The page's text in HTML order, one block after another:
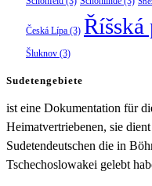
Česká Lípa (3) Říšská
Šluknov (3)
Sudetengebiete
ist eine Dokumentation für
Heimatvertriebenen, sie
Sudetendeutschen die in
Tschechoslowakei gelebt